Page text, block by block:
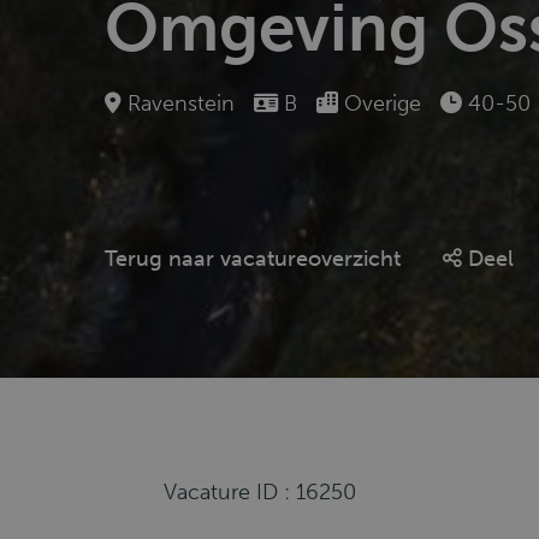
Omgeving
Ravenstein B Overige 40-50
Terug naar vacatureoverzicht Deel
Vacature ID : 16250